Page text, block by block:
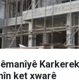
ket xwarê